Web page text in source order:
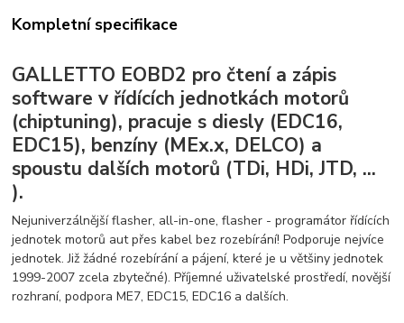
Kompletní specifikace
GALLETTO EOBD2 pro čtení a zápis
software v řídících jednotkách motorů
(chiptuning), pracuje s diesly (EDC16,
EDC15), benzíny (MEx.x, DELCO) a
spoustu dalších motorů (TDi, HDi, JTD, ...
).
Nejuniverzálnější flasher, all-in-one, flasher - programátor řídících
jednotek motorů aut přes kabel bez rozebírání! Podporuje nejvíce
jednotek. Již žádné rozebírání a pájení, které je u většiny jednotek
1999-2007 zcela zbytečné). Příjemné uživatelské prostředí, novější
rozhraní, podpora ME7, EDC15, EDC16 a dalších.